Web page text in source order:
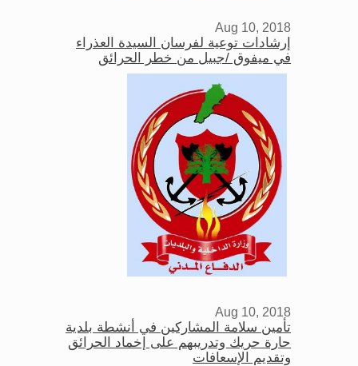
Aug 10, 2018
إرشادات توعية لفرسان السيدة العذراء
في ميفوق /جبيل من خطر الحرائق
Aug 10, 2018
تأمين سلامة المشاركين في أنشطة بلدية
حارة حريك وتدريبهم على إخماد الحرائق
وتقديم الإسعافات